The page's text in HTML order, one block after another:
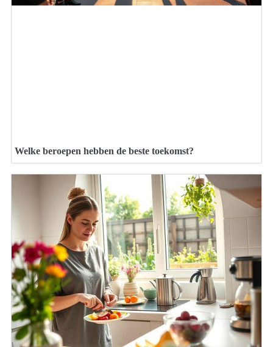
Welke beroepen hebben de beste toekomst?